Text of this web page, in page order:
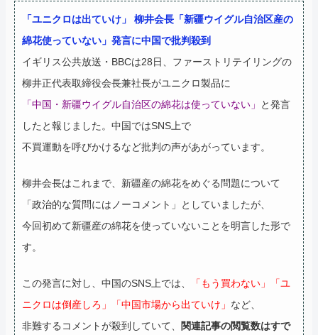
「ユニクロは出ていけ」 柳井会長「新疆ウイグル自治区産の
綿花使っていない」発言に中国で批判殺到
イギリス公共放送・BBCは28日、ファーストリテイリングの
柳井正代表取締役会長兼社長がユニクロ製品に
「中国・新疆ウイグル自治区の綿花は使っていない」
と発言
したと報じました。中国ではSNS上で
不買運動を呼びかけるなど批判の声があがっています。
柳井会長はこれまで、新疆産の綿花をめぐる問題について
「政治的な質問にはノーコメント」としていましたが、
今回初めて新疆産の綿花を使っていないことを明言した形で
す。
この発言に対し、中国のSNS上では、
「もう買わない」「ユ
ニクロは倒産しろ」「中国市場から出ていけ」 など、
非難するコメントが殺到していて、 関連記事の閲覧数はすで